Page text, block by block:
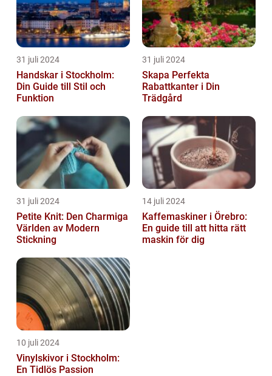
31 juli 2024
Handskar i Stockholm:
Din Guide till Stil och
Funktion
31 juli 2024
Skapa Perfekta
Rabattkanter i Din
Trädgård
31 juli 2024
Petite Knit: Den Charmiga
Världen av Modern
Stickning
14 juli 2024
Kaffemaskiner i Örebro:
En guide till att hitta rätt
maskin för dig
10 juli 2024
Vinylskivor i Stockholm:
En Tidlös Passion